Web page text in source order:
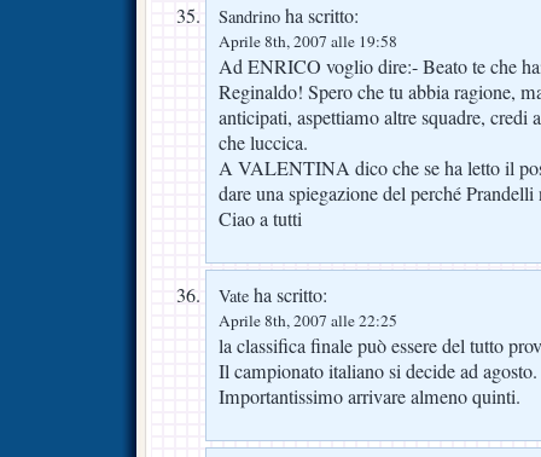
Sandrino ha scritto:
Aprile 8th, 2007 alle 19:58
Ad ENRICO voglio dire:- Beato te che
Reginaldo! Spero che tu abbia ragione,
anticipati, aspettiamo altre squadre, credi
che luccica.
A VALENTINA dico che se ha letto il
dare una spiegazione del perché
Ciao a tutti
Vate ha scritto:
Aprile 8th, 2007 alle 22:25
la classifica finale può essere del tutto
Il campionato italiano si decide ad agosto.
Importantissimo arrivare almeno quinti.